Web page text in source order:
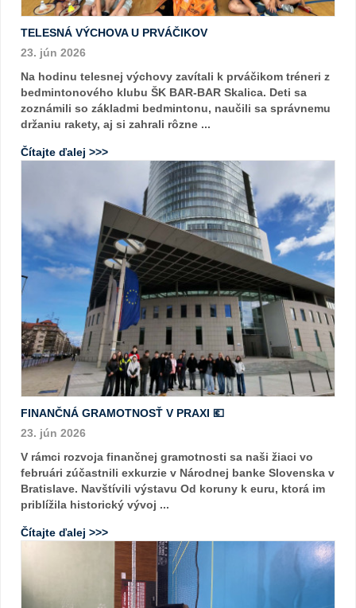
TELESNÁ VÝCHOVA U PRVÁČIKOV
23. jún 2026
Na hodinu telesnej výchovy zavítali k prváčikom tréneri z
bedmintonového klubu ŠK BAR-BAR Skalica. Deti sa
zoznámili so základmi bedmintonu, naučili sa správnemu
držaniu rakety, aj si zahrali rôzne ...
Čítajte ďalej >>>
FINANČNÁ GRAMOTNOSŤ V PRAXI 💶
23. jún 2026
V rámci rozvoja finančnej gramotnosti sa naši žiaci vo
februári zúčastnili exkurzie v Národnej banke Slovenska v
Bratislave. Navštívili výstavu Od koruny k euru, ktorá im
priblížila historický vývoj ...
Čítajte ďalej >>>